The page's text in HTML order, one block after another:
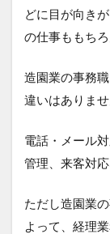
どに目が向き
の仕事ももちろ
造園業の事務
違いはありませ
電話・メール
管理、来客対
ただし造園業
よって、経理